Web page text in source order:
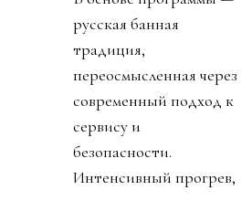
русская банная
традиция,
переосмысленная через
современный подход к
сервису и
безопасности.
Интенсивный прогрев,